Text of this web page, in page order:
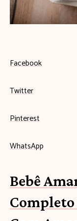
s
e
b
e
ê
c
m
e
ç
Facebook
Twitter
Pinterest
WhatsApp
Bebê